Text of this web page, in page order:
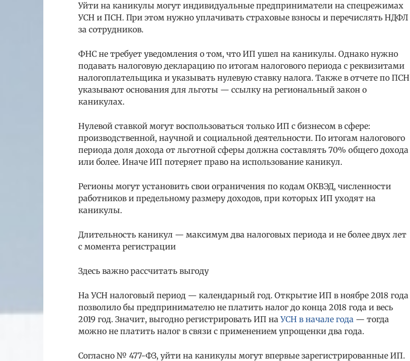
Уйти на каникулы могут индивидуальные предприниматели на спецрежимах
УСН и ПСН. При этом нужно уплачивать страховые взносы и перечислять НДФЛ
за сотрудников.
ФНС не требует уведомления о том, что ИП ушел на каникулы. Однако нужно
подавать налоговую декларацию по итогам налогового периода с реквизитами
налогоплательщика и указывать нулевую ставку налога. Также в отчете по ПСН
указывают основания для льготы — ссылку на региональный закон о
каникулах.
Нулевой ставкой могут воспользоваться только ИП с бизнесом в сфере:
производственной, научной и социальной деятельности. По итогам налогового
периода доля дохода от льготной сферы должна составлять 70% общего дохода
или более. Иначе ИП потеряет право на использование каникул.
Регионы могут установить свои ограничения по кодам ОКВЭД, численности
работников и предельному размеру доходов, при которых ИП уходят на
каникулы.
Длительность каникул — максимум два налоговых периода и не более двух лет
с момента регистрации
Здесь важно рассчитать выгоду
На УСН налоговый период — календарный год. Открытие ИП в ноябре 2018 года
позволило бы предпринимателю не платить налог до конца 2018 года и весь
2019 год. Значит, выгодно регистрировать ИП наУСН в начале года — тогда
можно не платить налог в связи с применением упрощенки два года.
Согласно № 477-ФЗ, уйти на каникулы могут впервые зарегистрированные ИП.